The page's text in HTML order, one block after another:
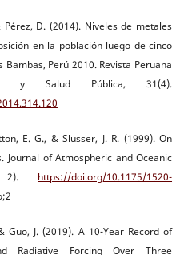
D. (2014). Niveles de metales
en la población luego de cinco
Perú 2010. Revista Peruana
y Salud Pública, 31(4).
E. G., & Slusser, J. R. (1999). On
Journal of Atmospheric and Oceanic
2). https://doi.org/10.1175/1520-
Guo, J. (2019). A 10-Year Record of
Radiative Forcing Over Three